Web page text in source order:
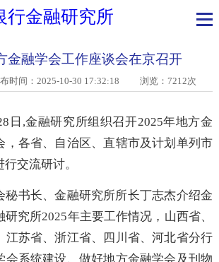
金融学会工作座谈会在京召开
布时间：2025-10-30 17:32:18 浏览：7212次
日,金融研究所组织召开2025年地方
，各省、自治区、直辖市及计划单列
行交流研讨。
会秘书长、金融研究所所长丁志杰介绍
研究所2025年主要工作情况，山西
江苏省、浙江省、四川省、河北省分